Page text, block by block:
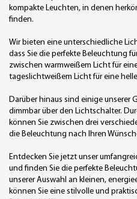
kompakte Leuchten, in denen
finden.
Wir bieten eine unterschiedliche
dass Sie die perfekte Beleuchtung
zwischen warmweißem Licht für
tageslichtweißem Licht für eine
Darüber hinaus sind einige unserer
dimmbarüber den Lichtschalter.
können Sie zwischen drei
die Beleuchtung nach Ihren
Entdecken Sie jetzt unser
und finden Sie die perfekte
unserer Auswahl an kleinen,
können Sie eine stilvolle und